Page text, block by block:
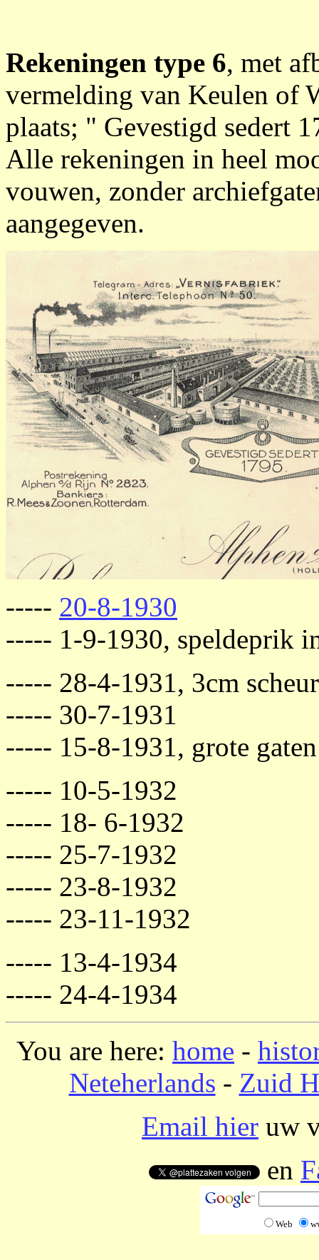
Rekeningen type 6, met
vermelding van Keulen of
plaats; " Gevestigd sedert
Alle rekeningen in heel
vouwen, zonder
aangegeven.
----- 20-8-1930
----- 1-9-1930, speldeprik
----- 28-4-1931, 3cm
----- 30-7-1931
----- 15-8-1931, grote
----- 10-5-1932
----- 18- 6-1932
----- 25-7-1932
----- 23-8-1932
----- 23-11-1932
----- 13-4-1934
----- 24-4-1934
You are here: home -
Neteherlands - Zuid
Email hier uw
en
Web